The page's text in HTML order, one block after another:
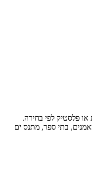
פלסטיק לפי בחירה.
בתי ספר, מתנס ים